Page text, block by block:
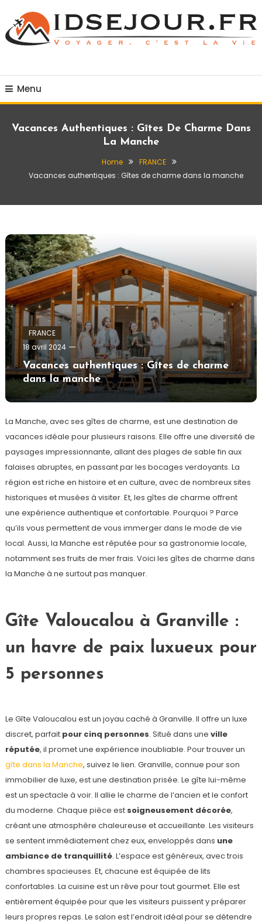
Content
Menu
Vacances Authentiques : Gîtes De Charme Dans
La Manche
Home
FRANCE
Vacances authentiques : Gîtes de charme dans la manche
FRANCE
18 avril 2024
admin
Vacances authentiques : Gîtes de charme
dans la manche
La Manche, avec ses gîtes de charme, est une destination de
vacances idéale pour plusieurs raisons. Elle offre une diversité de
paysages impressionnante, allant des plages de sable fin aux
falaises abruptes, en passant par les bocages verdoyants. La
région est riche en histoire et en culture, avec de nombreux sites
historiques et musées à visiter. Et, les gîtes de charme offrent
une expérience authentique et confortable. Pourquoi ? Parce
qu’ils vous permettent de vous immerger dans le mode de vie
local. Aussi, la Manche est réputée pour sa gastronomie locale,
notamment ses fruits de mer frais. Voici les gîtes de charme dans
la Manche à ne surtout pas manquer.
Gîte Valoucalou à Granville :
un havre de paix luxueux pour
5 personnes
Le Gîte Valoucalou est un joyau caché à Granville. Il offre un luxe
discret, parfait pour cinq personnes. Situé dans une ville
réputée, il promet une expérience inoubliable. Pour trouver un
gîte dans la Manche, suivez le lien. Granville, connue pour son
immobilier de luxe, est une destination prisée. Le gîte lui-même
est un spectacle à voir. Il allie le charme de l’ancien et le confort
du moderne. Chaque pièce est soigneusement décorée,
créant une atmosphère chaleureuse et accueillante. Les visiteurs
se sentent immédiatement chez eux, enveloppés dans une
ambiance de tranquillité. L’espace est généreux, avec trois
chambres spacieuses. Et, chacune est équipée de lits
confortables. La cuisine est un rêve pour tout gourmet. Elle est
entièrement équipée pour que les visiteurs puissent y préparer
leurs propres repas. Le salon est l’endroit idéal pour se détendre